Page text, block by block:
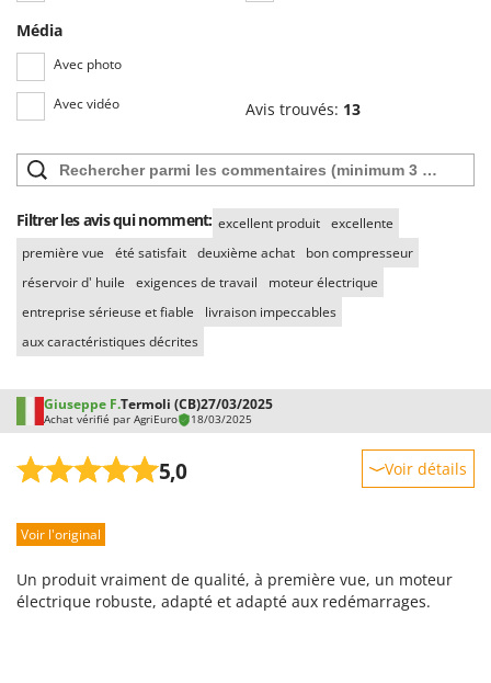
Shark
Silky
Simatech
Skil
Smartwood
Smeg
Snapper
Solidur
Spice Electronics
Spring Protezione
Spyro
Stanley
Stocker
Sunseeker
Média
Avec photo
Avec vidéo Avis trouvés: 13
Filtrer les avis qui nomment: excellent produit
excellente
première vue
été satisfait deuxième achat
bon compresseur
réservoir d' huile
exigences de travail
moteur électrique
entreprise sérieuse et fiable
livraison impeccables
aux caractéristiques décrites
Giuseppe F.Termoli (CB)27/03/2025
Achat vérifié par AgriEuro 18/03/2025
5,0 Voir détails
Prestations
Qualité / Prix
Voir l'original
Un produit vraiment de qualité, à première vue, un moteur
électrique robuste, adapté et adapté aux redémarrages.